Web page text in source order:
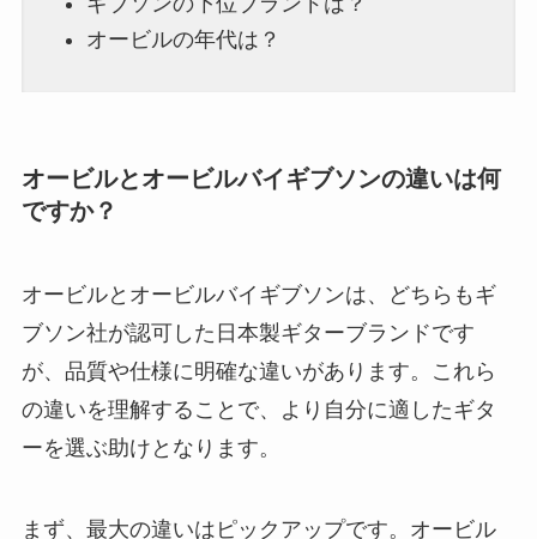
オービルの年代は？
オービルとオービルバイギブソンの違いは何
ですか？
オービルとオービルバイギブソンは、どちらもギ
ブソン社が認可した日本製ギターブランドです
が、品質や仕様に明確な違いがあります。これら
の違いを理解することで、より自分に適したギタ
ーを選ぶ助けとなります。
まず、最大の違いはピックアップです。オービル